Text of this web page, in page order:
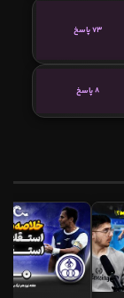
73 پاسخ
8 پاسخ